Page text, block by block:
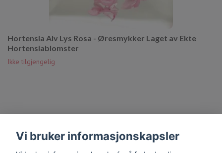
Hortensia Alv Lys Rosa - Øresmykker Laget av Ekte
Hortensiablomster
Ikke tilgjengelig
Vi bruker informasjonskapsler